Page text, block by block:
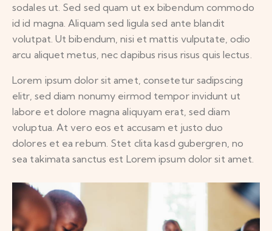
sodales ut. Sed sed quam ut ex bibendum commodo
id id magna. Aliquam sed ligula sed ante blandit
volutpat. Ut bibendum, nisi et mattis vulputate, odio
arcu aliquet metus, nec dapibus risus risus quis lectus.
Lorem ipsum dolor sit amet, consetetur sadipscing
elitr, sed diam nonumy eirmod tempor invidunt ut
labore et dolore magna aliquyam erat, sed diam
voluptua. At vero eos et accusam et justo duo
dolores et ea rebum. Stet clita kasd gubergren, no
sea takimata sanctus est Lorem ipsum dolor sit amet.